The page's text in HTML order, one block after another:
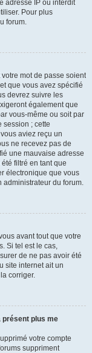
adresse IP ou interdit
Pour plus
forum.
mot de passe soient
que vous avez spécifié
devrez suivre les
également que
vous-même ou soit par
session ; cette
aviez reçu un
ne recevez pas de
une mauvaise adresse
filtré en tant que
électronique que vous
administrateur du forum.
avant tout que votre
Si tel est le cas,
de ne pas avoir été
site internet ait un
corriger.
présent plus me
votre compte
suppriment